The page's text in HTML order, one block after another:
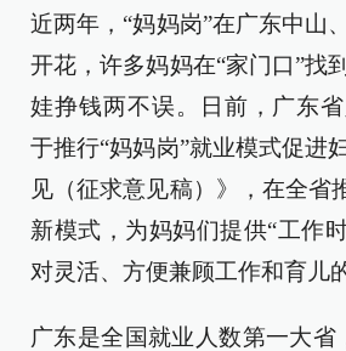
近两年，“妈妈岗”在广东中山
开花，许多妈妈在“家门口”找
娃挣钱两不误。日前，广东
于推行“妈妈岗”就业模式促进
见（征求意见稿）》，在全省
新模式，为妈妈们提供“工作
对灵活、方便兼顾工作和育儿
广东是全国就业人数第一大省